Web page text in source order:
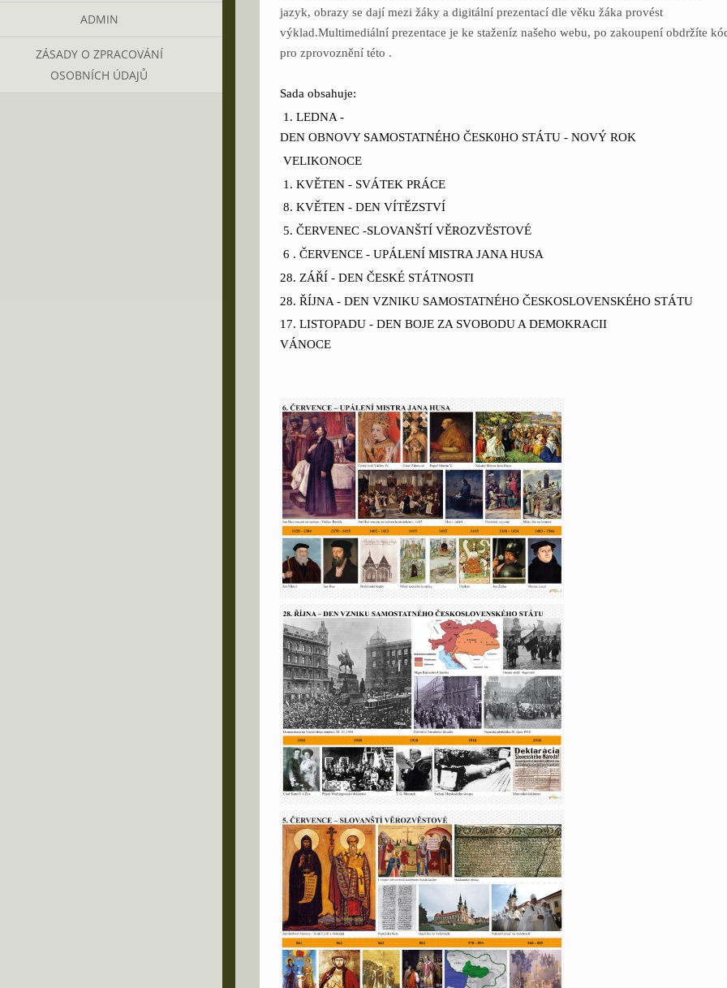
ADMIN
ZÁSADY O ZPRACOVÁNÍ
OSOBNÍCH ÚDAJŮ
jazyk, obrazy se dají mezi žáky a digitální prezentací dle věku žáka provést
výklad.Multimediální prezentace je ke staženíz našeho webu, po zakoupení obdržíte
pro zprovoznění této .
Sada obsahuje:
1. LEDNA -
DEN OBNOVY SAMOSTATNÉHO ČESK0HO STÁTU - NOVÝ ROK
VELIKONOCE
1. KVĚTEN - SVÁTEK PRÁCE
8. KVĚTEN - DEN VÍTĚZSTVÍ
5. ČERVENEC -SLOVANŠTÍ VĚROZVĚSTOVÉ
6 . ČERVENCE - UPÁLENÍ MISTRA JANA HUSA
28. ZÁŘÍ - DEN ČESKÉ STÁTNOSTI
28. ŘÍJNA - DEN VZNIKU SAMOSTATNÉHO ČESKOSLOVENSKÉHO STÁTU
17. LISTOPADU - DEN BOJE ZA SVOBODU A DEMOKRACII
VÁNOCE